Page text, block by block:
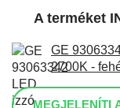
A terméket
GE
2700K -
MEGJELENÍTI